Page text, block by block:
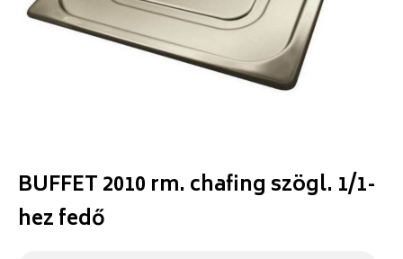
BUFFET 2010 rm. chafing szögl. 1/1-
hez fedő